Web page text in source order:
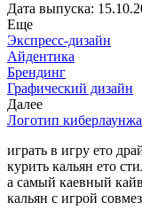
Дата выпуска:
Еще
Экспресс-дизайн
Айдентика
Брендинг
Графический дизайн
Далее
Логотип
играть в игру ето
курить кальян ето
а самый каевный кайв
кальян с игрой